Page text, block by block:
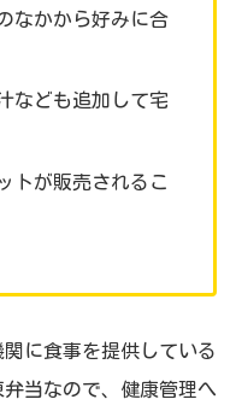
なかから好みに合
なども追加して宅
トが販売されるこ
に食事を提供している
当なので、健康管理へ